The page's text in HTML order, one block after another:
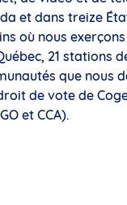
et dans treize
où nous
21 stations
que nous
de vote de
et CCA).